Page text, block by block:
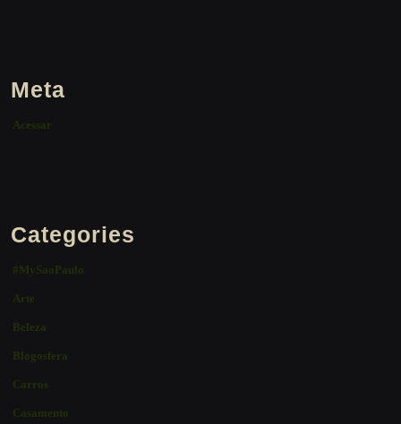
Meta
Acessar
Categories
#MySaoPaulo
Arte
Beleza
Blogosfera
Carros
Casamento